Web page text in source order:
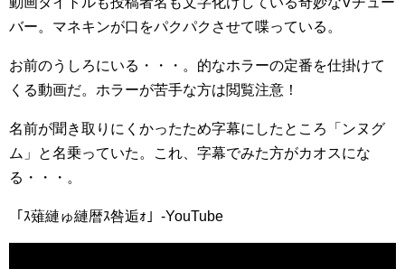
バー。マネキンが口をパクパクさせて喋っている。
お前のうしろにいる・・・。的なホラーの定番を仕掛けて
くる動画だ。ホラーが苦手な方は閲覧注意！
名前が聞き取りにくかったため字幕にしたところ「ンヌグ
ム」と名乗っていた。これ、字幕でみた方がカオスにな
る・・・。
「ｽ薙縺ゅ縺暦ｽ咎逅ｫ」-YouTube